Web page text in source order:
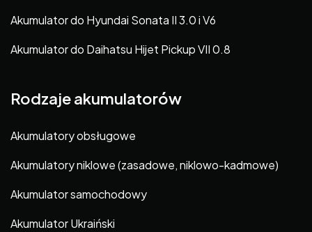
Akumulator do Hyundai Sonata II 3.0 i V6
Akumulator do Daihatsu Hijet Pickup VII 0.8
Rodzaje akumulatorów
Akumulatory obsługowe
Akumulatory niklowe (zasadowe, niklowo-kadmowe)
Akumulator samochodowy
Akumulator Ukraiński